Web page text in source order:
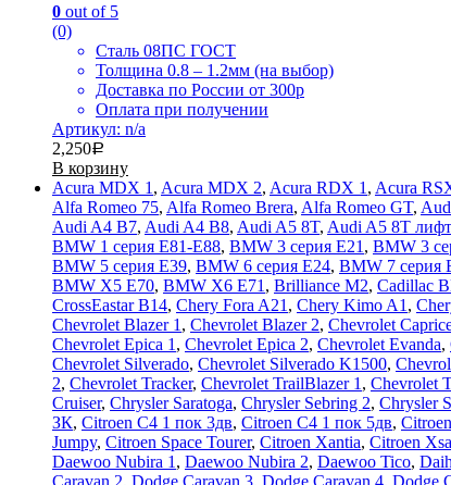
0 out of 5
(0)
Сталь 08ПС ГОСТ
Толщина 0.8 – 1.2мм (на выбор)
Доставка по России от 300р
Оплата при получении
Артикул: n/a
2,250Р
В корзину
Acura MDX 1 , Acura MDX 2, Acura RDX 1 , Acura
Alfa Romeo 75, Alfa Romeo Brera, Alfa Romeo GT,
Audi A4 B7, Audi A4 B8, Audi A5 8T, Audi A5 8T
BMW 1 серия E81-E88, BMW 3 серия E21 , BMW 3
BMW 5 серия E39, BMW 6 серия E24, BMW 7 серия
BMW X5 E70, BMW X6 E71 , Brilliance M2, Cadillac
CrossEastar B14, Chery Fora A21 , Chery Kimo A1 ,
Chevrolet Blazer 1 , Chevrolet Blazer 2, Chevrolet
Chevrolet Epica 1 , Chevrolet Epica 2, Chevrolet Evanda,
Chevrolet Silverado, Chevrolet Silverado K1500,
2, Chevrolet Tracker, Chevrolet TrailBlazer 1 , Chevrolet
Cruiser, Chrysler Saratoga, Chrysler Sebring 2, Chrysler
ЗК, Citroen C4 1 пок 3дв, Citroen C4 1 пок 5дв,
Jumpy, Citroen Space Tourer, Citroen Xantia, Citroen
Daewoo Nubira 1 , Daewoo Nubira 2, Daewoo Tico,
Caravan 2, Dodge Caravan 3, Dodge Caravan 4, Dodge